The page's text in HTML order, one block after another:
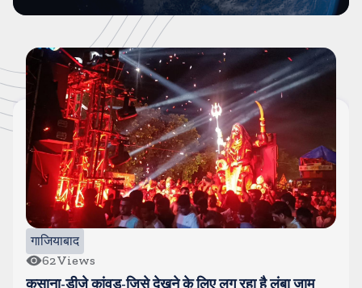
गाजियाबाद
62Views
कसाना-डीजे कांवड-जिसे देखने के लिए लग रहा है लंबा जाम